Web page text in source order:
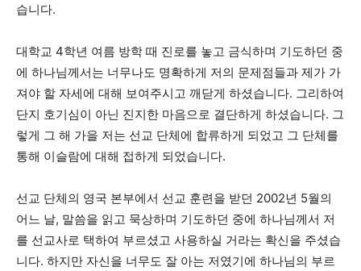
습니다.
대학교 4학년 여름 방학 때 진로를 놓고 금식하며 기도하던 중
에 하나님께서는 너무나도 명확하게 저의 문제점들과 제가 가
져야 할 자세에 대해 보여주시고 깨닫게 하셨습니다. 그리하여
단지 호기심이 아닌 진지한 마음으로 결단하게 하셨습니다. 그
렇게 그 해 가을 저는 선교 단체에 합류하게 되었고 그 단체를
통해 이슬람에 대해 접하게 되었습니다.
선교 단체의 영국 본부에서 선교 훈련을 받던 2002년 5월의
어느 날, 말씀을 읽고 묵상하며 기도하던 중에 하나님께서 저
를 선교사로 택하여 부르셨고 사용하실 거라는 확신을 주셨습
니다. 하지만 자신을 너무도 잘 아는 저였기에 하나님의 부르